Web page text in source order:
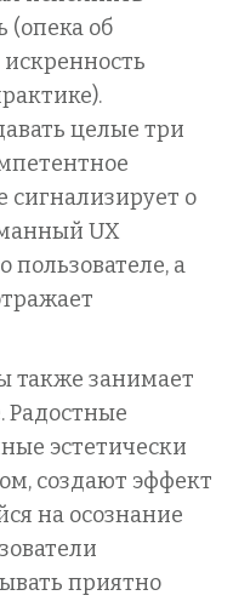
(опека об
искренность
целые три
сигнализирует о
UX
а
также занимает
Радостные
эстетически
создают эффект
на осознание
приятно